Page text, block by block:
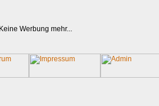
Keine Werbung mehr...